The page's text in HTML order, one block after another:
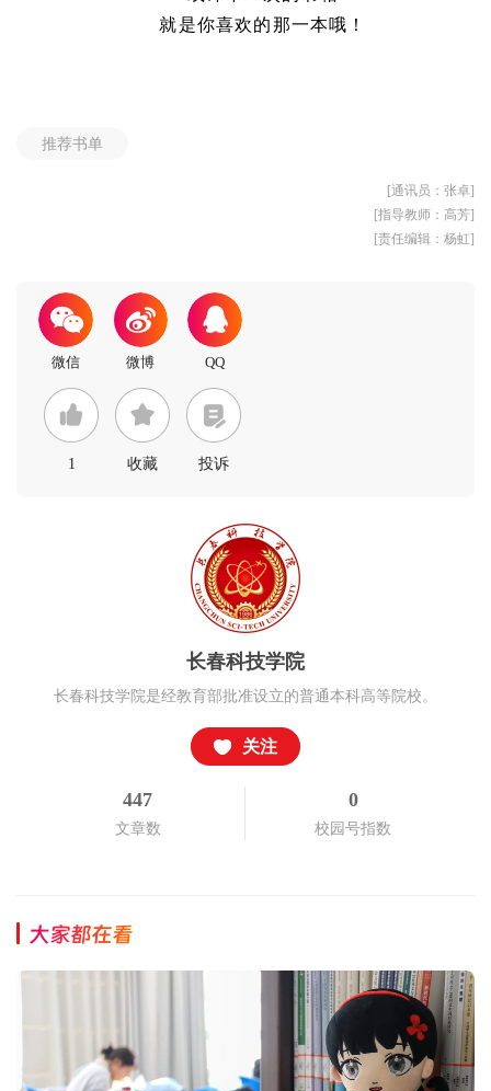
就是你喜欢的那一本哦！
推荐书单
[通讯员：张卓]
[指导教师：高芳]
[责任编辑：杨虹]
1 收藏 投诉
长春科技学院
长春科技学院是经教育部批准设立的普通本科高等院校。
关注
447
文章数
0
校园号指数
大家都在看